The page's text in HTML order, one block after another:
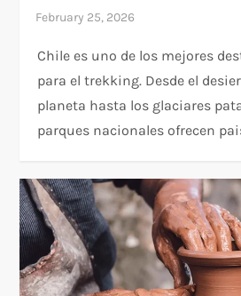
Chile es uno de los mejores
para el trekking. Desde el
planeta hasta los glaciares
parques nacionales ofrecen